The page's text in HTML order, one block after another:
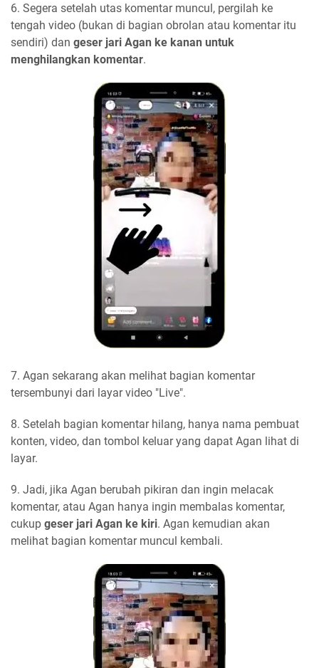
6. Segera setelah utas komentar muncul, pergilah ke
tengah video (bukan di bagian obrolan atau komentar itu
sendiri) dan geser jari Agan ke kanan untuk
menghilangkan komentar.
7. Agan sekarang akan melihat bagian komentar
tersembunyi dari layar video "Live".
8. Setelah bagian komentar hilang, hanya nama pembuat
konten, video, dan tombol keluar yang dapat Agan lihat di
layar.
9. Jadi, jika Agan berubah pikiran dan ingin melacak
komentar, atau Agan hanya ingin membalas komentar,
cukup geser jari Agan ke kiri. Agan kemudian akan
melihat bagian komentar muncul kembali.